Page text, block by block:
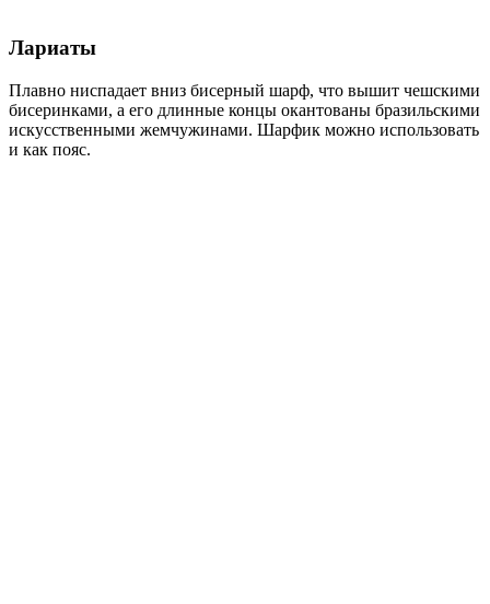
Лариаты
Плавно ниспадает вниз бисерный шарф, что вышит чешскими
бисеринками, а его длинные концы окантованы бразильскими
искусственными жемчужинами. Шарфик можно использовать
и как пояс.